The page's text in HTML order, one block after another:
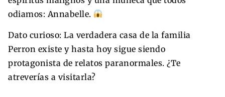
odiamos: Annabelle.
Dato curioso: La verdadera casa de la familia
Perron existe y hasta hoy sigue siendo
protagonista de relatos paranormales. ¿Te
atreverías a visitarla?